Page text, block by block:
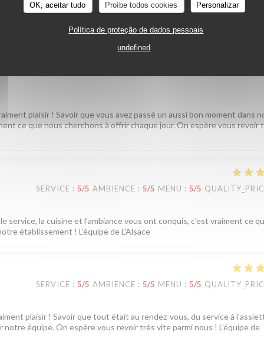
OK, aceitar tudo Proíbe todos cookies Personalizar
Política de proteção de dados pessoais
undefined
plaisir ! Savoir que vous avez passé un aussi bon moment dans
ce que nous cherchons à offrir chaque jour. On espère vous revoir
SERVICE : 5/5 AMBIENCE : 5/5 MENU : 5/5
service, la cuisine et l'ambiance vous ont conquis, c'est vraiment ce
établissement ! L'équipe de L'Alsace
SERVICE : 5/5 AMBIENCE : 5/5 MENU : 5/5
plaisir ! Savoir que tout était au rendez-vous, du service à
équipe. On espère vous revoir très vite parmi nous ! L'équipe de